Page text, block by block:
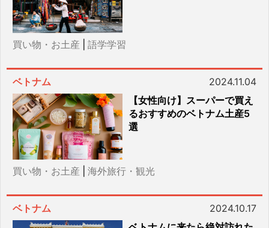
買い物・お土産 語学学習
ベトナム
2024.11.04
【女性向け】スーパーで買え
るおすすめのベトナム土産5
選
買い物・お土産 海外旅行・観光
ベトナム
2024.10.17